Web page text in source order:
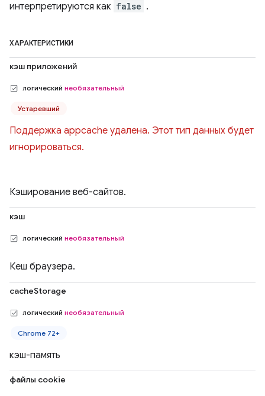
интерпретируются как false .
ХАРАКТЕРИСТИКИ
кэш приложений
логический необязательный
Устаревший
Поддержка appcache удалена. Этот тип данных будет
игнорироваться.
Кэширование веб-сайтов.
кэш
логический необязательный
Кеш браузера.
cacheStorage
логический необязательный
Chrome 72+
кэш-память
файлы cookie